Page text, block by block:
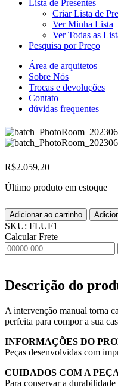
Lista de Presentes
Criar Lista de
Ver Minha Lista
Ver Todas as
Pesquisa por Preço
Área de arquitetos
Sobre Nós
Trocas e devoluções
Contato
dúvidas frequentes
R$2.059,20
Último produto em estoque
Adicionar ao carrinho
SKU: FLUF1
Calcular Frete
Descrição do
A intervenção manual torna
perfeita para compor a sua
INFORMAÇÕES DO
Peças desenvolvidas com
CUIDADOS COM A
Para conservar a